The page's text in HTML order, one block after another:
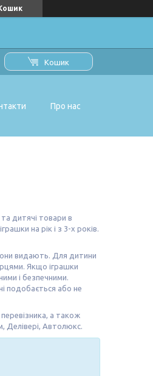
Кошик
Про нас
та дитячі товари в
на рік і з 3-х років.
видають. Для дитини
Якщо іграшки
і безпечними.
подобається або не
а також
Делівері, Автолюкс.